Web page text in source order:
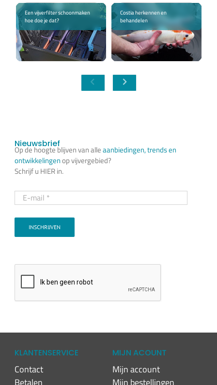
Nieuwsbrief
Op de hoogte blijven van alleaanbiedingen, trends en
ontwikkelingenop vijvergebied?
Schrijf u HIER in.
INSCHRIJVEN
KLANTENSERVICE
Contact
Betalen
MIJN ACOUNT
Mijn account
Mijn bestellingen